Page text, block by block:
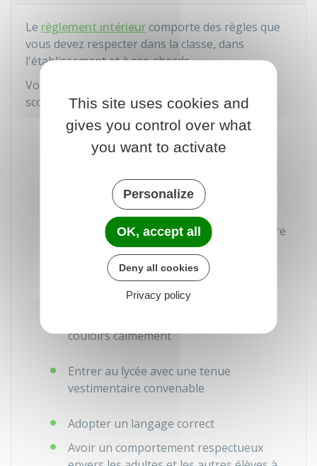
Le règlement intérieurcomporte des règles que
vous devez respecter dans la classe, dans
l'établissement et à ses abords.
Vous devez notamment respecter les règles de
scolarité suivantes :
Respecter l'autorité des professeurs
Se présenter avec son carnet de
correspondance et le matériel nécessaire
Faire les travaux demandés par le
professeur
couloirs calmement
Entrer au lycée avec une tenue
vestimentaire convenable
Adopter un langage correct
Avoir un comportement respectueux
This site uses cookies and
gives you control over what
you want to activate
Personalize
OK, accept all
Deny all cookies
Privacy policy